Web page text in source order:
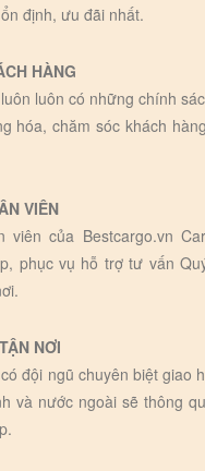
định, ưu đãi nhất.
HÀNG
luôn có những chính
hóa, chăm sóc khách
VIÊN
viên của Bestcargo.vn
phục vụ hỗ trợ tư vấn
NƠI
đội ngũ chuyên biệt giao
và nước ngoài sẽ thông